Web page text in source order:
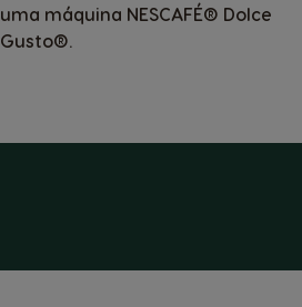
uma máquina NESCAFÉ® Dolce
Gusto®.